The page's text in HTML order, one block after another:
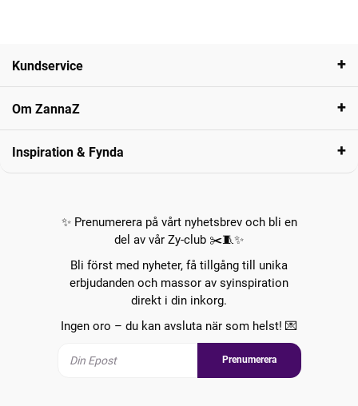
Kundservice
Om ZannaZ
Inspiration & Fynda
✨ Prenumerera på vårt nyhetsbrev och bli en
del av vår Zy-club ✂️🧵✨
Bli först med nyheter, få tillgång till unika
erbjudanden och massor av syinspiration
direkt i din inkorg.
Ingen oro – du kan avsluta när som helst! 💌
Prenumerera